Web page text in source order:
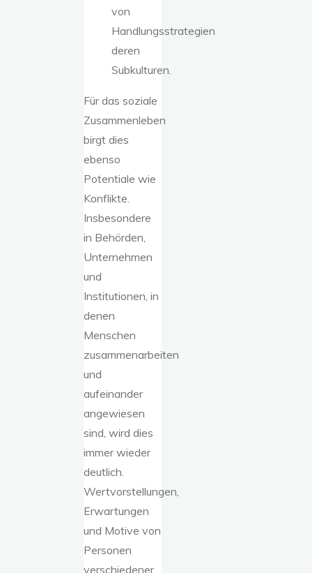
von
Handlungsstrategien
deren
Subkulturen.
Für das soziale
Zusammenleben
birgt dies
ebenso
Potentiale wie
Konflikte.
Insbesondere
in Behörden,
Unternehmen
und
Institutionen, in
denen
Menschen
zusammenarbeiten
und
aufeinander
angewiesen
sind, wird dies
immer wieder
deutlich.
Wertvorstellungen,
Erwartungen
und Motive von
Personen
verschiedener